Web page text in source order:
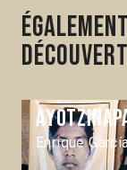
Enrique